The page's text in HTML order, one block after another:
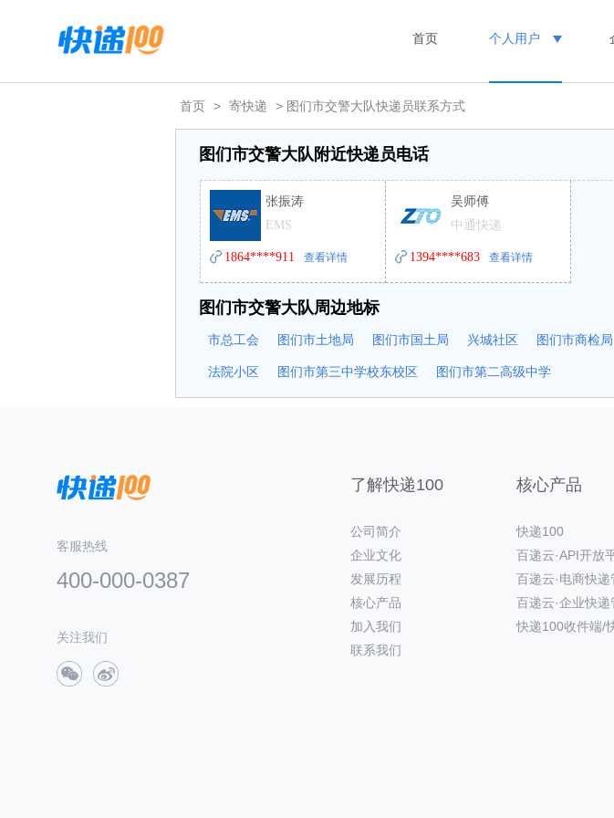
首页 个人用户
首页 > 寄快递 > 图们市交警大队快递员联系方式
图们市交警大队附近快递员电话
张振涛
EMS
1864****911 查看详情
吴师傅
中通快递
1394****683 查看详情
图们市交警大队周边地标
市总工会 图们市土地局 图们市国土局 兴城社区 图们市商检局
法院小区 图们市第三中学校东校区 图们市第二高级中学
客服热线
400-000-0387
关注我们
了解快递100
公司简介
企业文化
发展历程
核心产品
加入我们
联系我们
核心产品
快递100
百递云·API开放
百递云·电商快
百递云·企业快
快递100收件端/